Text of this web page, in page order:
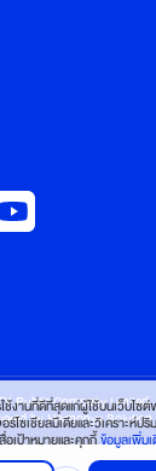
Public Company Limited.
by Harmonyx Solution
งานที่ดีที่สุดแก่ผู้ใช้บนเว็บไซต์
โซเชียลมีเดียและวิเคราะห์
อเป้าหมายและคุกกี้ข้อมูลเพิ่ม